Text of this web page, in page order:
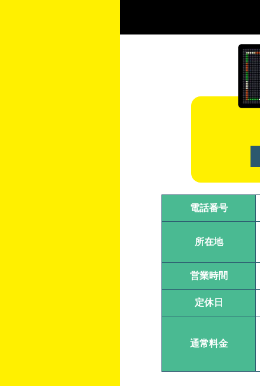
電話番号
所在地
営業時間
定休日
通常料金